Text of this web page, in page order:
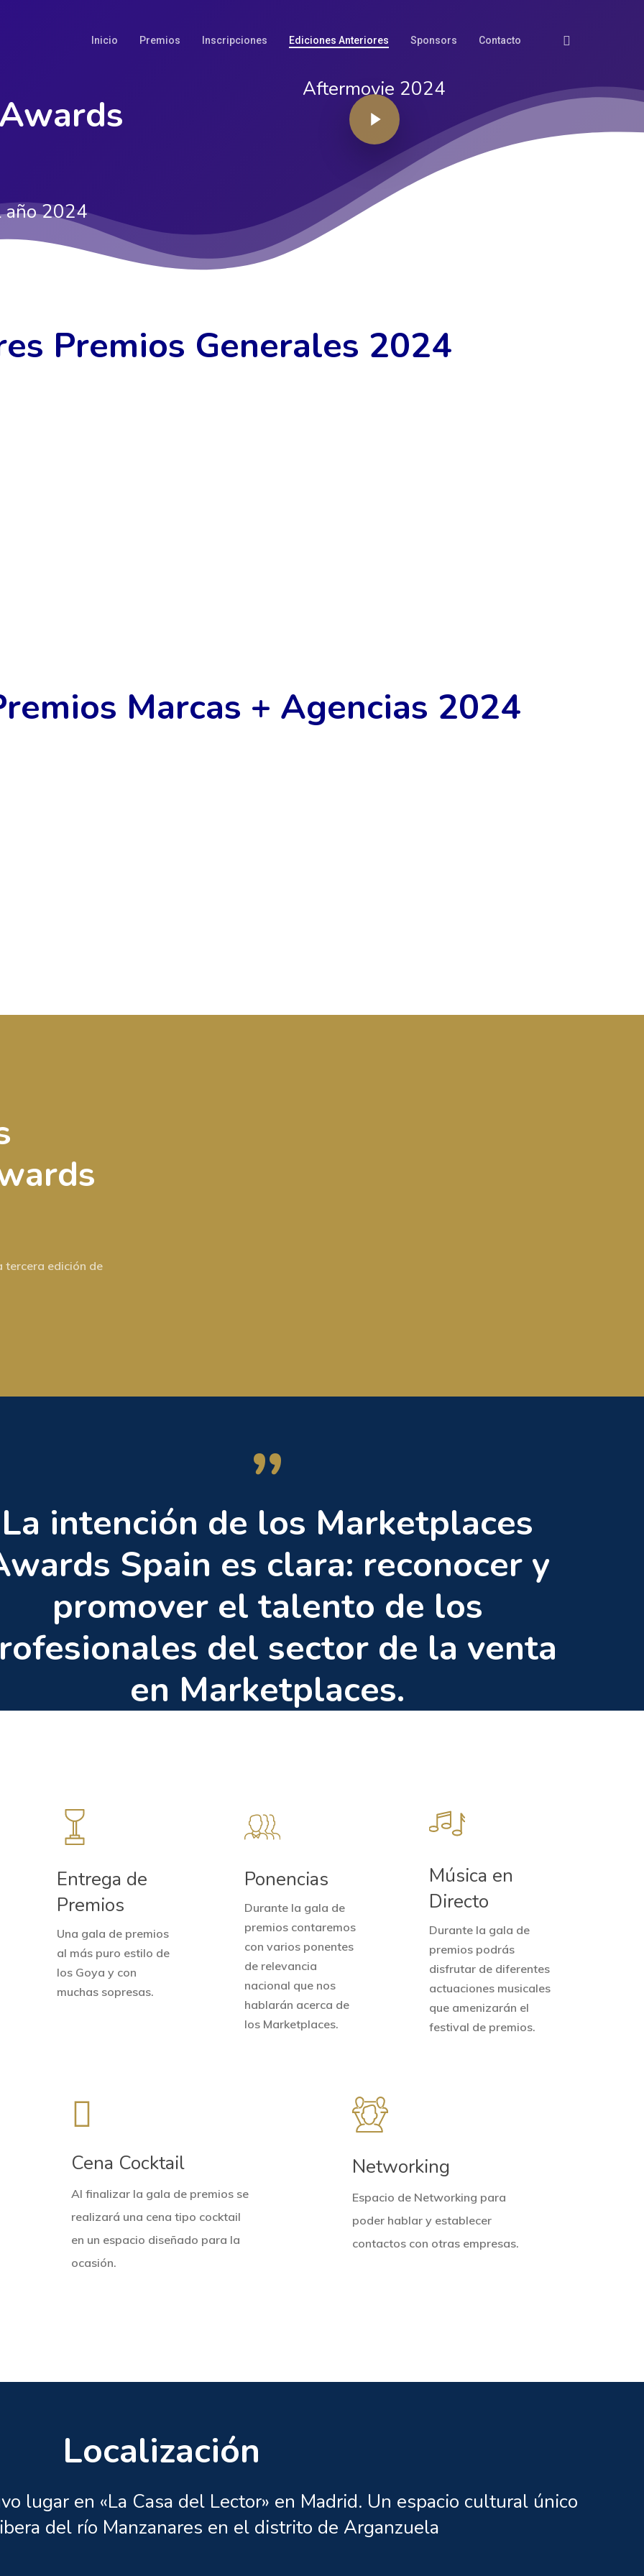
Inicio Premios Inscripciones Ediciones Anteriores Sponsors Contacto Linkedin
año 2024
Aftermovie 2024
Play Video
Premios Generales 2024
Marcas + Agencias 2024
edición de
”
La intención de los Marketplaces
Spain es clara: reconocer y
promover el talento de los
del sector de la venta
en Marketplaces.
Entrega de
Premios
Una gala de premios
al más puro estilo de
los Goya y con
muchas sopresas.
Ponencias
Durante la gala de
premios contaremos
con varios ponentes
de relevancia
nacional que nos
hablarán acerca de
los Marketplaces.
Música en
Directo
Durante la gala de
premios podrás
disfrutar de diferentes
actuaciones musicales
que amenizarán el
festival de premios.
Cena Cocktail
Al finalizar la gala de premios se
realizará una cena tipo cocktail
en un espacio diseñado para la
ocasión.
Networking
Espacio de Networking para
poder hablar y establecer
contactos con otras empresas.
Localización
lugar en «La Casa del Lector» en Madrid. Un espacio cultural único
del río Manzanares en el distrito de Arganzuela